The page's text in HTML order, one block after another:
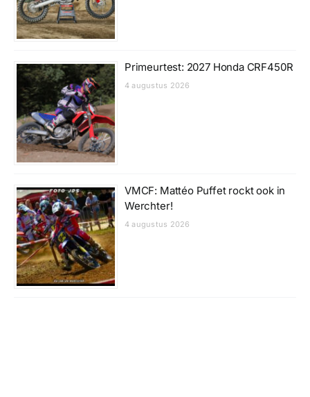
Primeurtest: 2027 Honda CRF450R
4 augustus 2026
VMCF: Mattéo Puffet rockt ook in
Werchter!
4 augustus 2026